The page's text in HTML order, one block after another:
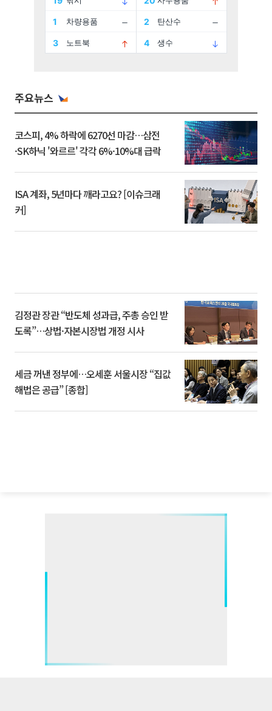
주요뉴스
코스피, 4% 하락에 6270선 마감…삼전
·SK하닉 '와르르' 각각 6%·10%대 급락
ISA 계좌, 5년마다 깨라고요? [이슈크래
커]
김정관 장관 “반도체 성과급, 주총 승인 받
도록”…상법·자본시장법 개정 시사
세금 꺼낸 정부에…오세훈 서울시장 “집값
해법은 공급” [종합]